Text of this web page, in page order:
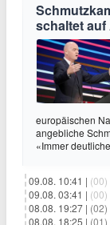
schaltet
europäischen
angebliche
«Immer
09.08. 10:41 | (00)
09.08. 03:41 | (00)
08.08. 19:27 | (02)
08.08. 18:25 | (01)